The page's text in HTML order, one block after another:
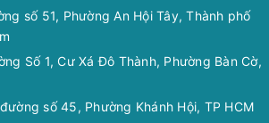
số 51, Phường An Hội Tây, Thành phố
Số 1, Cư Xá Đô Thành, Phường Bàn Cờ,
số 45, Phường Khánh Hội, TP HCM